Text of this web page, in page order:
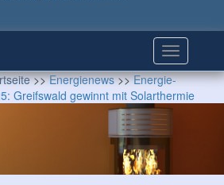
>>Energienews>>Energie-
Greifswald gewinnt mit Solarthermie